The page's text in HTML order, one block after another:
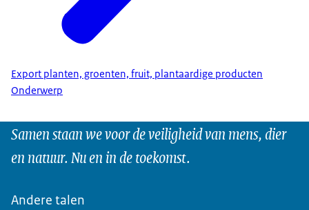
Export planten, groenten, fruit, plantaardige producten
Onderwerp
Samen staan we voor de veiligheid van mens, dier
en natuur. Nu en in de toekomst.
Andere talen